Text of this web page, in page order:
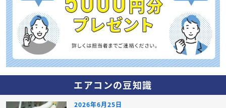
エアコンの豆知識
2026年6月25日